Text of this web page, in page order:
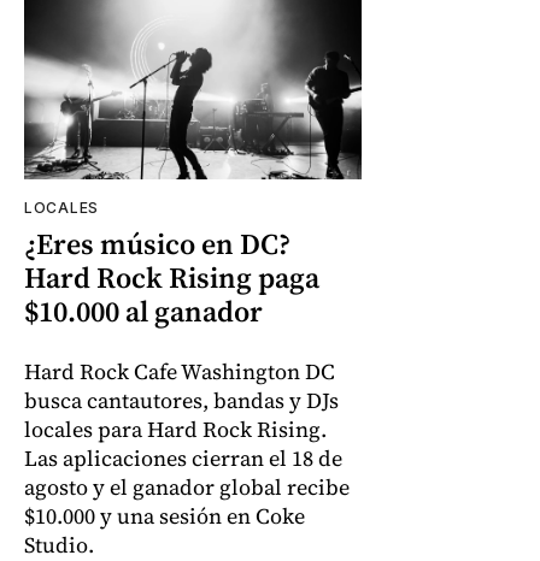
LOCALES
¿Eres músico en DC?
Hard Rock Rising paga
$10.000 al ganador
Hard Rock Cafe Washington DC
busca cantautores, bandas y DJs
locales para Hard Rock Rising.
Las aplicaciones cierran el 18 de
agosto y el ganador global recibe
$10.000 y una sesión en Coke
Studio.